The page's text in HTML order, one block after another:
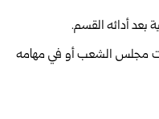
بعد أدائه القسم.
مجلس الشعب أو في مهامه